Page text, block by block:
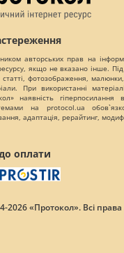
авторських прав на
якщо не вказано інше.
статті, фотозображення,
При використанні
наявність гіперпосилання
на protocol.ua
адаптація, рерайтинг,
оплати
2026 «Протокол». Всі